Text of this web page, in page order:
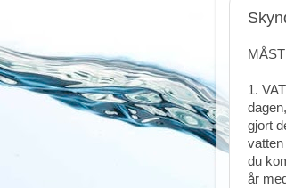
1.
gjort
du
år